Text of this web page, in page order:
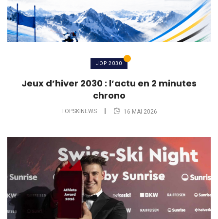
JOP 2030
Jeux d’hiver 2030 : l’actu en 2 minutes
chrono
TOPSKINEWS 16 MAI 2026